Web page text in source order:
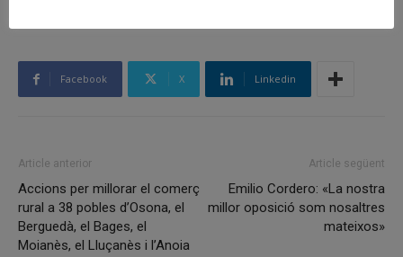
Facebook X Linkedin
Article anterior
Accions per millorar el comerç
rural a 38 pobles d’Osona, el
Berguedà, el Bages, el
Moianès, el Lluçanès i l’Anoia
Article següent
Emilio Cordero: «La nostra
millor oposició som nosaltres
mateixos»